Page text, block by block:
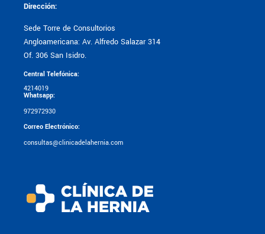
Dirección:
Sede Torre de Consultorios
Angloamericana: Av. Alfredo Salazar 314
Of. 306 San Isidro.
Central Telefónica:
4214019
Whatsapp:
972972930
Correo Electrónico:
consultas@clinicadelahernia.com